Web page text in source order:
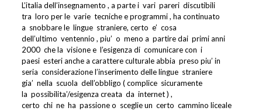
L’italia dell’insegnamento , a parte i vari pareri discutibili
tra loro per le varie tecniche e programmi , ha continuato
a snobbare le lingue straniere, certo e’ cosa
dell’ultimo ventennio , piu’ o meno a partire dai primi anni
2000 che la visione e l’esigenza di comunicare con i
paesi esteri anche a carattere culturale abbia preso piu’ in
seria considerazione l’inserimento delle lingue straniere
gia’ nella scuola dell’obbligo ( complice sicuramente
la possibilita’/esigenza creata da internet ) ,
certo chi ne ha passione o sceglie un certo cammino liceale